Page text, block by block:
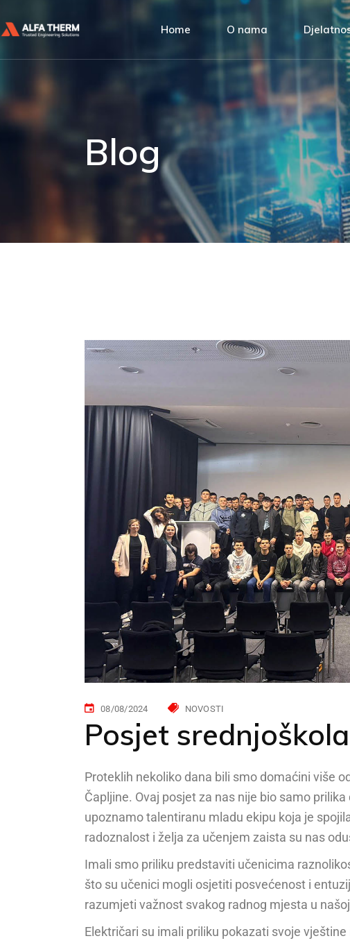
Home O nama
Upravljanje kvalitetom
Društvena odgovornost
Naši klijenti
Izvođenje
Servis i
Alfa Therm
Upravljanje
Društvena
Naši klijenti
Blog
08/08/2024 NOVOSTI
Posjet
Proteklih nekoliko dana bili smo domaćini više
Čapljine. Ovaj posjet za nas nije bio samo
upoznamo talentiranu mladu ekipu koja je
radoznalost i želja za učenjem zaista su nas
Imali smo priliku predstaviti učenicima
što su učenici mogli osjetiti posvećenost i
razumjeti važnost svakog radnog mjesta u
Električari su imali priliku pokazati svoje